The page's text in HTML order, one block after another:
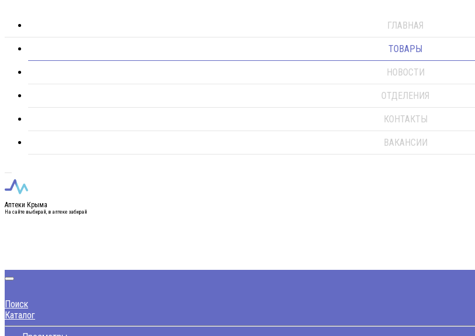
ГЛАВНАЯ
ТОВАРЫ
НОВОСТИ
ОТДЕЛЕНИЯ
КОНТАКТЫ
ВАКАНСИИ
Аптеки Крыма
На сайте выбирай, в аптеке забирай
Поиск
Каталог